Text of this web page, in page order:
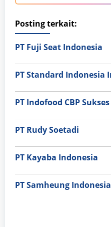
Posting terkait:
PT Fuji Seat Indonesia
PT Rudy Soetadi
PT Kayaba Indonesia
PT Samheung Indonesia